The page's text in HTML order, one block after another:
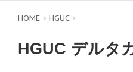
HOME > HGUC >
HGUC デルタ